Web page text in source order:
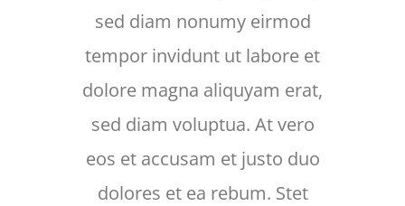
sed diam nonumy eirmod
tempor invidunt ut labore et
dolore magna aliquyam erat,
sed diam voluptua. At vero
eos et accusam et justo duo
dolores et ea rebum. Stet